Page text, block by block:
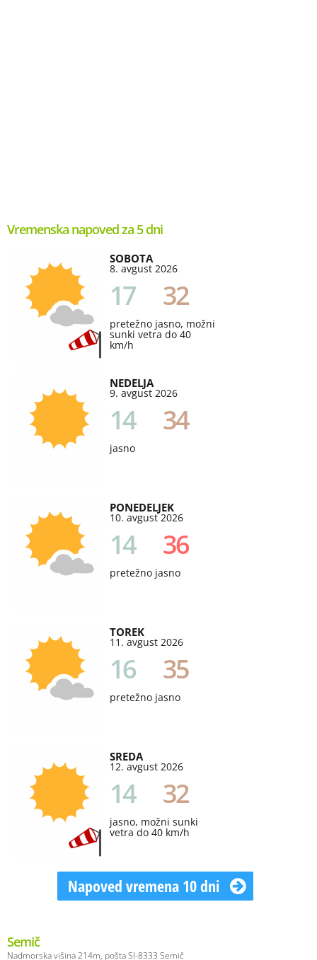
Vremenska napoved za 5 dni
SOBOTA
8. avgust 2026
17 32
pretežno jasno, možni
sunki vetra do 40
km/h
NEDELJA
9. avgust 2026
14 34
jasno
PONEDELJEK
10. avgust 2026
14 36
pretežno jasno
TOREK
11. avgust 2026
16 35
pretežno jasno
SREDA
12. avgust 2026
14 32
jasno, možni sunki
vetra do 40 km/h
Napoved vremena 10 dni
Semič
Nadmorska višina 214m, pošta SI-8333 Semič